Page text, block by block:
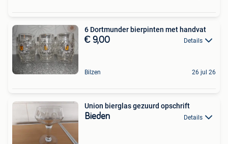
6 Dortmunder bierpinten met handvat
€ 9,00 Details
Bilzen 26 jul 26
Union bierglas gezuurd opschrift
Bieden Details